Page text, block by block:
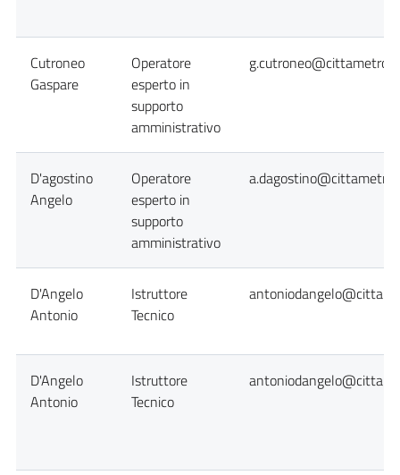
Cutroneo
Gaspare
Operatore
esperto in
supporto
amministrativo
D'agostino
Angelo
Operatore
esperto in
supporto
amministrativo
D'Angelo
Antonio
Istruttore
Tecnico
D'Angelo
Antonio
Istruttore
Tecnico